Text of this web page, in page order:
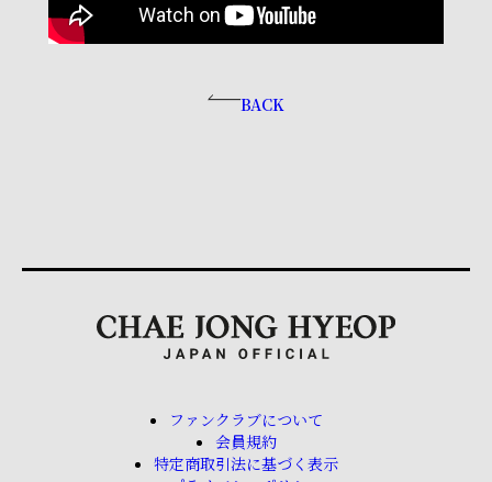
BACK
ファンクラブについて
会員規約
特定商取引法に基づく表示